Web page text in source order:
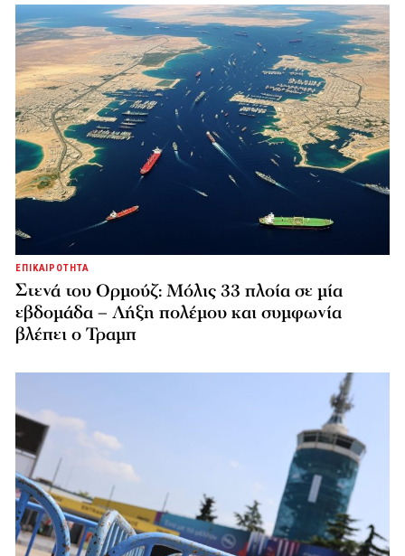
ΕΠΙΚΑΙΡΟΤΗΤΑ
Στενά του Ορμούζ: Μόλις 33 πλοία σε μία
εβδομάδα – Λήξη πολέμου και συμφωνία
βλέπει ο Τραμπ